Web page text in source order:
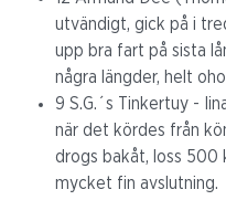
utvändigt, gick på i
upp bra fart på sista
några längder, helt
9 S.G.´s Tinkertuy -
när det kördes från
drogs bakåt, loss 500
mycket fin avslutning.